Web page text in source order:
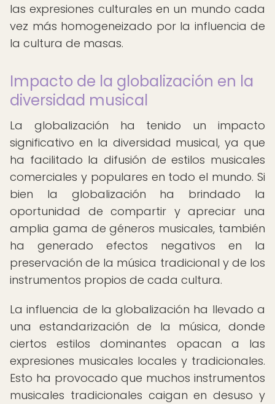
las expresiones culturales en un mundo cada
vez más homogeneizado por la influencia de
la cultura de masas.
Impacto de la globalización en la
diversidad musical
La globalización ha tenido un impacto
significativo en la diversidad musical, ya que
ha facilitado la difusión de estilos musicales
comerciales y populares en todo el mundo. Si
bien la globalización ha brindado la
oportunidad de compartir y apreciar una
amplia gama de géneros musicales, también
ha generado efectos negativos en la
preservación de la música tradicional y de los
instrumentos propios de cada cultura.
La influencia de la globalización ha llevado a
una estandarización de la música, donde
ciertos estilos dominantes opacan a las
expresiones musicales locales y tradicionales.
Esto ha provocado que muchos instrumentos
musicales tradicionales caigan en desuso y